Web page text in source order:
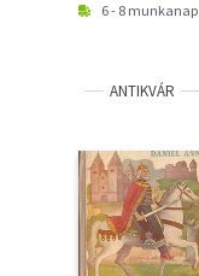
6 - 8 munkanap
ANTIKVÁR